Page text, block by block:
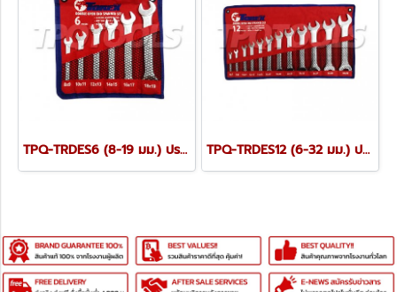
TPQ-TRDES6 (8-19 มม.) ประแจปากตายชุด 6 ตัว TOREX TPQ-TRDES12 (6-32 มม.) ประแจปากตายชุด 12 ตัว TOREX